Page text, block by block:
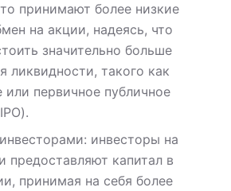
принимают более низкие
на акции, надеясь, что
значительно больше
ликвидности, такого как
или первичное публичное
инвесторы на
предоставляют капитал в
принимая на себя более